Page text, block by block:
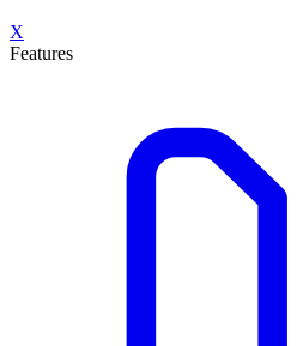
X
Features